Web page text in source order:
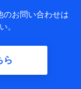
び被保険者の氏
被保険者の関係、
、保険料のお支払
の情報などが含ま
のお問い合わせは
。
ら